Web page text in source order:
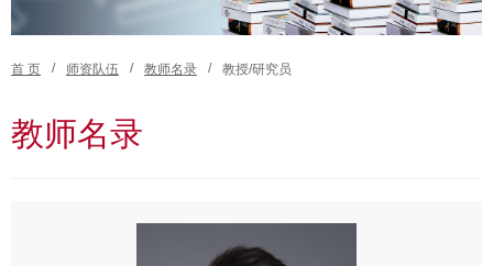
首 页 / 师资队伍 / 教师名录 / 教授/研究员
教师名录